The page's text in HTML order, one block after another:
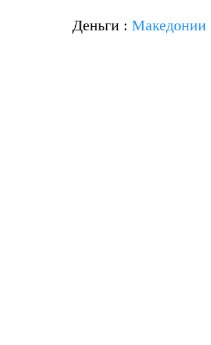
Деньги : Македонии